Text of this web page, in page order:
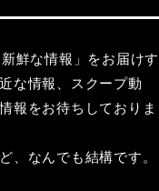
鮮な情報」をお届けす
な情報、スクープ動
報をお待ちしておりま
、なんでも結構です。